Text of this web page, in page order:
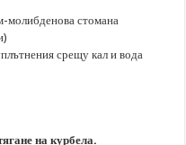
молибденова стомана
срещу кал и вода
на курбела.